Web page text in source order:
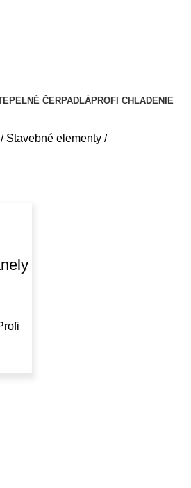
ČERPADLÁPROFI CHLADENIE
Stavebné elementy